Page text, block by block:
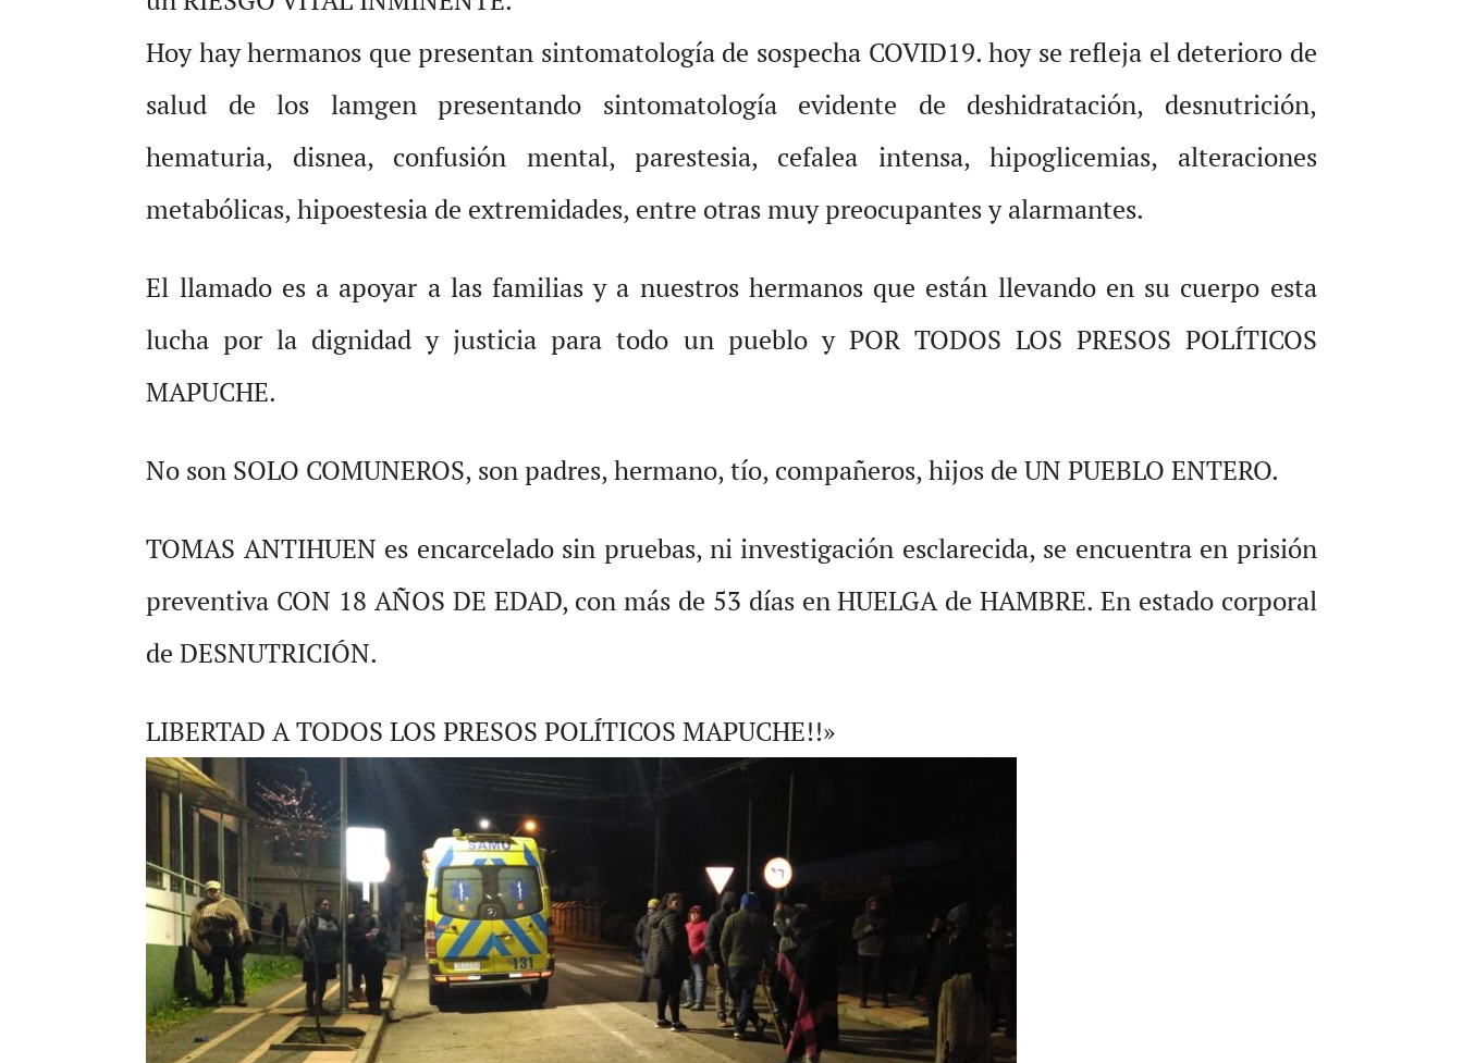
Hoy hay hermanos que presentan sintomatología de sospecha COVID19. hoy se refleja el deterioro de
salud de los lamgen presentando sintomatología evidente de deshidratación, desnutrición,
hematuria, disnea, confusión mental, parestesia, cefalea intensa, hipoglicemias, alteraciones
metabólicas, hipoestesia de extremidades, entre otras muy preocupantes y alarmantes.
El llamado es a apoyar a las familias y a nuestros hermanos que están llevando en su cuerpo esta
lucha por la dignidad y justicia para todo un pueblo y POR TODOS LOS PRESOS POLÍTICOS
MAPUCHE.
No son SOLO COMUNEROS, son padres, hermano, tío, compañeros, hijos de UN PUEBLO ENTERO.
TOMAS ANTIHUEN es encarcelado sin pruebas, ni investigación esclarecida, se encuentra en prisión
preventiva CON 18 AÑOS DE EDAD, con más de 53 días en HUELGA de HAMBRE. En estado corporal
de DESNUTRICIÓN.
LIBERTAD A TODOS LOS PRESOS POLÍTICOS MAPUCHE!!»